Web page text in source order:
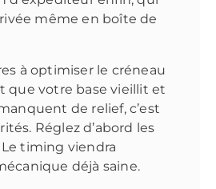
même en boîte de
à optimiser le créneau
que votre base vieillit et
de relief, c’est
Réglez d’abord les
timing viendra
déjà saine.